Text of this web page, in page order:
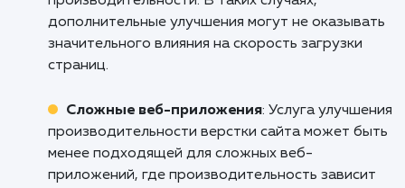
к компании.
сайты: Услуга улучшения
верстки сайта весьма полезна для
информационных порталов и новостных
где актуальность и оперативность загрузки